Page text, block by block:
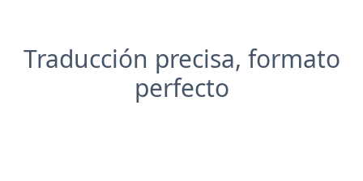
Traducción precisa, formato
perfecto